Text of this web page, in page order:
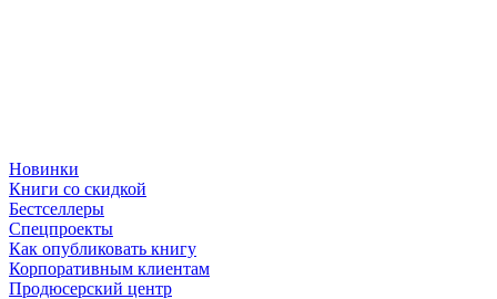
Новинки
Книги со скидкой
Бестселлеры
Спецпроекты
Как опубликовать книгу
Корпоративным клиентам
Продюсерский центр